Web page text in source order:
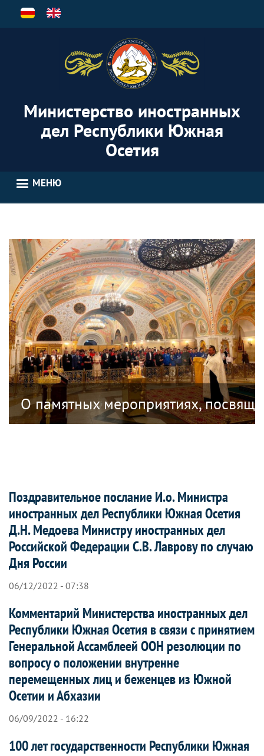
Перейти
Министерство иностранных
дел Республики Южная
Осетия
МЕНЮ
Южная Осетия, посвященных
О памятных мероприятиях,
Поздравительное послание И.о. Министра
иностранных дел Республики Южная Осетия
Д.Н. Медоева Министру иностранных дел
Российской Федерации С.В. Лаврову по случаю
Дня России
06/12/2022 - 07:38
Комментарий Министерства иностранных дел
Республики Южная Осетия в связи с принятием
Генеральной Ассамблеей ООН резолюции по
вопросу о положении внутренне
перемещенных лиц и беженцев из Южной
Осетии и Абхазии
06/09/2022 - 16:22
100 лет государственности Республики Южная